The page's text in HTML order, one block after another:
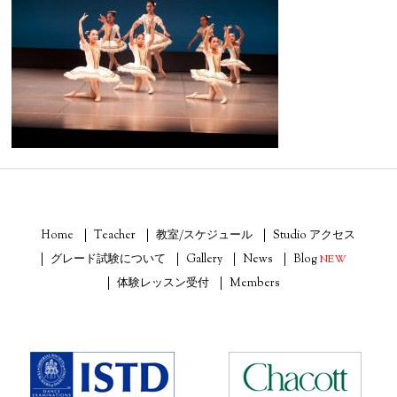
Home Teacher 教室/スケジュール
Studio アクセス
グレード試験について
Gallery News BlogNEW
体験レッスン受付
Members